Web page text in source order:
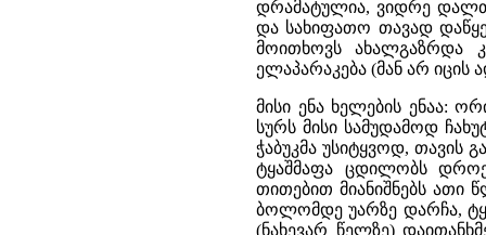
დრამატულია, ვიდრე
და სახიფათო თავად
მოითხოვს ახალგაზრდა
ელაპარაკება (მან არ იცის
მისი ენა ხელების ენაა:
სურს მისი სამუდამოდ
ჭაბუკმა უსიტყვოდ, თავის
ტყაშმაფა ცდილობს
თითებით მიანიშნებს ათი
ბოლომდე უარზე დარჩა,
(ნახევარ წელზე)